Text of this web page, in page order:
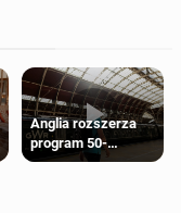
Anglia rozszerza
program 50-
procentowych